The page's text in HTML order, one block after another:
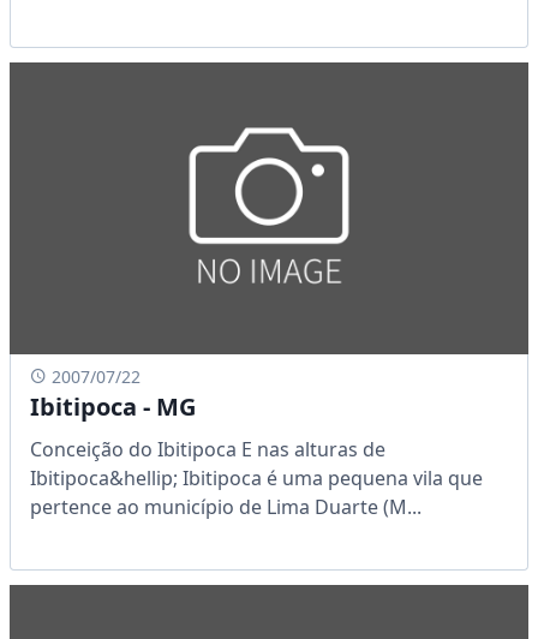
2007/07/22
Ibitipoca - MG
Conceição do Ibitipoca E nas alturas de
Ibitipoca&hellip; Ibitipoca é uma pequena vila que
pertence ao município de Lima Duarte (M...